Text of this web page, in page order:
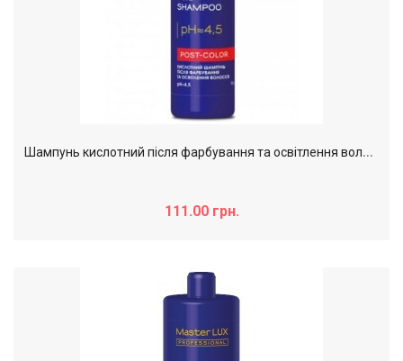
Ш
ампунь кислотний після фарбування та освітлення волосся MasterLUX Post color, 100 мл
111.00 грн.